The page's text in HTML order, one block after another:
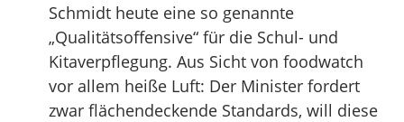
Schmidt heute eine so genannte
„Qualitätsoffensive“ für die Schul- und
Kitaverpflegung. Aus Sicht von foodwatch
vor allem heiße Luft: Der Minister fordert
zwar flächendeckende Standards, will diese